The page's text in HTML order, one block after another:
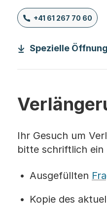
+41 61 267 70 60
Spezielle
Ihr Gesuch um
bitte schriftlich ein
Ausgefüllten
Kopie des